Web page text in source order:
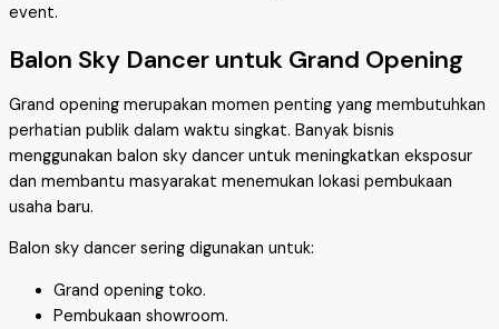
event.
Balon Sky Dancer untuk Grand Opening
Grand opening merupakan momen penting yang membutuhkan
perhatian publik dalam waktu singkat. Banyak bisnis
menggunakan balon sky dancer untuk meningkatkan eksposur
dan membantu masyarakat menemukan lokasi pembukaan
usaha baru.
Balon sky dancer sering digunakan untuk:
Grand opening toko.
Pembukaan showroom.